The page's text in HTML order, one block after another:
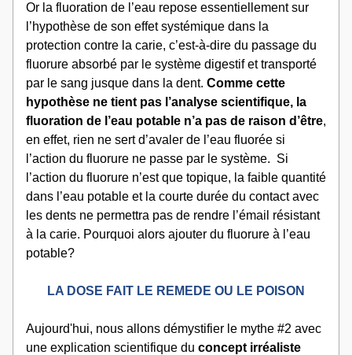
Or la fluoration de l’eau repose essentiellement sur
l’hypothèse de son effet systémique dans la
protection contre la carie, c’est-à-dire du passage du
fluorure absorbé par le système digestif et transporté
par le sang jusque dans la dent. Comme cette
hypothèse ne tient pas l’analyse scientifique, la
fluoration de l’eau potable n’a pas de raison d’être,
en effet, rien ne sert d’avaler de l’eau fluorée si
l’action du fluorure ne passe par le système.  Si
l’action du fluorure n’est que topique, la faible quantité
dans l’eau potable et la courte durée du contact avec
les dents ne permettra pas de rendre l’émail résistant
à la carie. Pourquoi alors ajouter du fluorure à l’eau
potable?
LA DOSE FAIT LE REMEDE OU LE POISON
​Aujourd'hui, nous allons démystifier le mythe #2 avec
une explication scientifique du